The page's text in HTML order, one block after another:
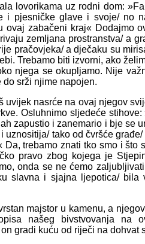
lovorikama uz rodni dom:
i pjesničke glave i svoje/ no
zabačeni kraj« Dodajmo
zemljana prostranstva/ a
pračovjeka/ a dječaku su
Trebamo biti izvorni, ako
njega se okupljamo. Nije
srži njime napojen.
nasrće na ovaj njegov
Osluhnimo sljedeće stihove:
zapustio i zanemario i bje se
tako od čvršće
trebamo znati tko smo i što
pravo zbog kojega je
onda se ne ćemo
slavna i sjajna ljepotica/ bila
majstor u kamenu, a
našeg bivstvovanja na
gradi kuću od riječi na dohvat